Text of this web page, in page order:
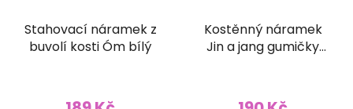
Stahovací náramek z
buvolí kosti Óm bílý
Kostěnný náramek
Jin a jang gumičky